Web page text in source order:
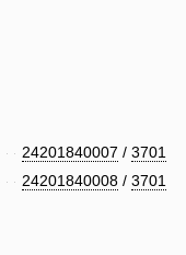
24201840007 / 3701
24201840008 / 3701